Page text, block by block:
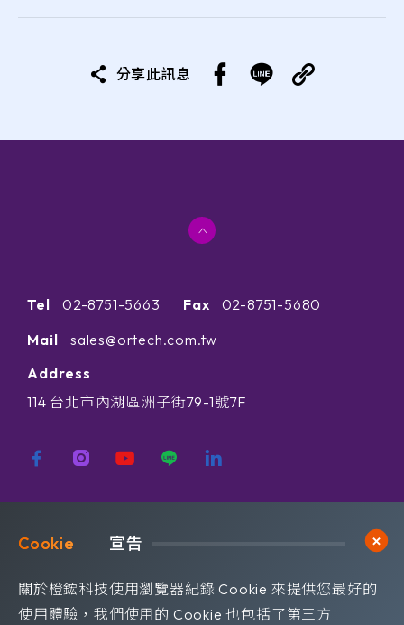
分享此訊息
Tel 02-8751-5663 Fax
02-8751-5680
Mail
sales@ortech.com.tw
Address
114 台北市內湖區洲子街79-1號7F
宣告
關於橙鋐科技使用瀏覽器紀錄 Cookie 來提供您最好的
使用體驗，我們使用的 Cookie 也包括了第三方